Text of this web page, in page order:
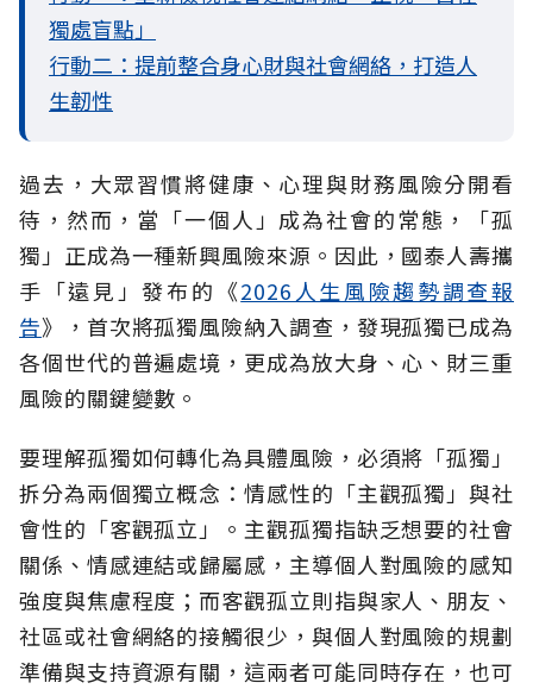
獨處盲點」
行動二：提前整合身心財與社會網絡，打造人
生韌性
過去，大眾習慣將健康、心理與財務風險分開看
待，然而，當「一個人」成為社會的常態，「孤
獨」正成為一種新興風險來源。因此，國泰人壽攜
手「遠見」發布的《2026人生風險趨勢調查報
告》，首次將孤獨風險納入調查，發現孤獨已成為
各個世代的普遍處境，更成為放大身、心、財三重
風險的關鍵變數。
要理解孤獨如何轉化為具體風險，必須將「孤獨」
拆分為兩個獨立概念：情感性的「主觀孤獨」與社
會性的「客觀孤立」。主觀孤獨指缺乏想要的社會
關係、情感連結或歸屬感，主導個人對風險的感知
強度與焦慮程度；而客觀孤立則指與家人、朋友、
社區或社會網絡的接觸很少，與個人對風險的規劃
準備與支持資源有關，這兩者可能同時存在，也可